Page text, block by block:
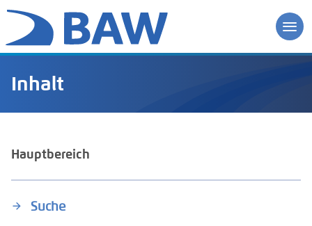
Inhalt
Hauptbereich
Suche